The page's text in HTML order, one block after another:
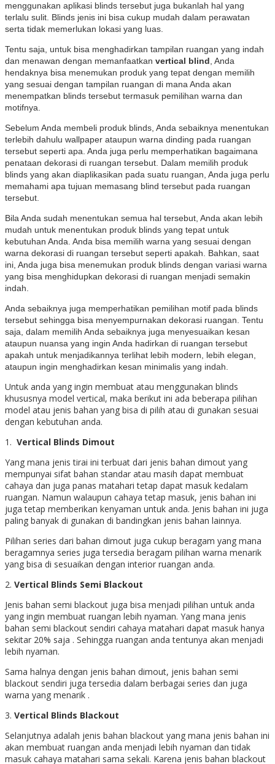
menggunakan aplikasi blinds tersebut juga bukanlah hal yang
terlalu sulit. Blinds jenis ini bisa cukup mudah dalam perawatan
serta tidak memerlukan lokasi yang luas.
Tentu saja, untuk bisa menghadirkan tampilan ruangan yang indah
dan menawan dengan memanfaatkan vertical blind, Anda
hendaknya bisa menemukan produk yang tepat dengan memilih
yang sesuai dengan tampilan ruangan di mana Anda akan
menempatkan blinds tersebut termasuk pemilihan warna dan
motifnya.
Sebelum Anda membeli produk blinds, Anda sebaiknya menentukan
terlebih dahulu wallpaper ataupun warna dinding pada ruangan
tersebut seperti apa. Anda juga perlu memperhatikan bagaimana
penataan dekorasi di ruangan tersebut. Dalam memilih produk
blinds yang akan diaplikasikan pada suatu ruangan, Anda juga perlu
memahami apa tujuan memasang blind tersebut pada ruangan
tersebut.
Bila Anda sudah menentukan semua hal tersebut, Anda akan lebih
mudah untuk menentukan produk blinds yang tepat untuk
kebutuhan Anda. Anda bisa memilih warna yang sesuai dengan
warna dekorasi di ruangan tersebut seperti apakah. Bahkan, saat
ini, Anda juga bisa menemukan produk blinds dengan variasi warna
yang bisa menghidupkan dekorasi di ruangan menjadi semakin
indah.
Anda sebaiknya juga memperhatikan pemilihan motif pada blinds
tersebut sehingga bisa menyempurnakan dekorasi ruangan. Tentu
saja, dalam memilih Anda sebaiknya juga menyesuaikan kesan
ataupun nuansa yang ingin Anda hadirkan di ruangan tersebut
apakah untuk menjadikannya terlihat lebih modern, lebih elegan,
ataupun ingin menghadirkan kesan minimalis yang indah.
Untuk anda yang ingin membuat atau menggunakan blinds
khususnya model vertical, maka berikut ini ada beberapa pilihan
model atau jenis bahan yang bisa di pilih atau di gunakan sesuai
dengan kebutuhan anda.
1. Vertical Blinds Dimout
Yang mana jenis tirai ini terbuat dari jenis bahan dimout yang
mempunyai sifat bahan standar atau masih dapat membuat
cahaya dan juga panas matahari tetap dapat masuk kedalam
ruangan. Namun walaupun cahaya tetap masuk, jenis bahan ini
juga tetap memberikan kenyaman untuk anda. Jenis bahan ini juga
paling banyak di gunakan di bandingkan jenis bahan lainnya.
Pilihan series dari bahan dimout juga cukup beragam yang mana
beragamnya series juga tersedia beragam pilihan warna menarik
yang bisa di sesuaikan dengan interior ruangan anda.
2. Vertical Blinds Semi Blackout
Jenis bahan semi blackout juga bisa menjadi pilihan untuk anda
yang ingin membuat ruangan lebih nyaman. Yang mana jenis
bahan semi blackout sendiri cahaya matahari dapat masuk hanya
sekitar 20% saja . Sehingga ruangan anda tentunya akan menjadi
lebih nyaman.
Sama halnya dengan jenis bahan dimout, jenis bahan semi
blackout sendiri juga tersedia dalam berbagai series dan juga
warna yang menarik .
3. Vertical Blinds Blackout
Selanjutnya adalah jenis bahan blackout yang mana jenis bahan ini
akan membuat ruangan anda menjadi lebih nyaman dan tidak
masuk cahaya matahari sama sekali. Karena jenis bahan blackout